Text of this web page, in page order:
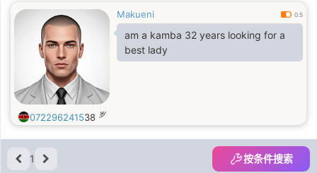
Makueni 0.5
am a kamba 32 years looking for a
best lady
072296241538 岁
1 按条件搜索